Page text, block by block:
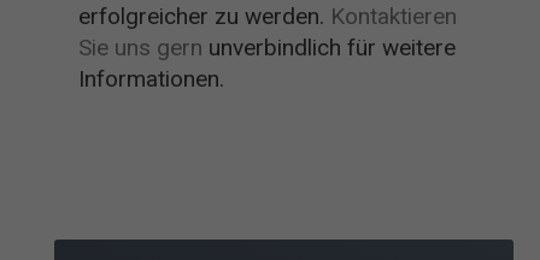
erfolgreicher zu werden. Kontaktieren
Sie uns gern unverbindlich für weitere
Informationen.